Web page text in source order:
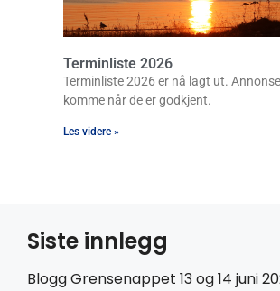
Terminliste 2026
Terminliste 2026 er nå lagt ut.
komme når de er godkjent.
Les videre »
Siste innlegg
Blogg Grensenappet 13 og 14 juni